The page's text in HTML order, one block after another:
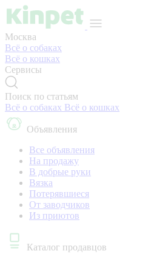
Москва
Всё о собаках
Всё о кошках
Сервисы
Поиск по статьям
Всё о собаках Всё о кошках
Объявления
Все объявления
На продажу
В добрые руки
Вязка
Потерявшиеся
От заводчиков
Из приютов
Каталог продавцов